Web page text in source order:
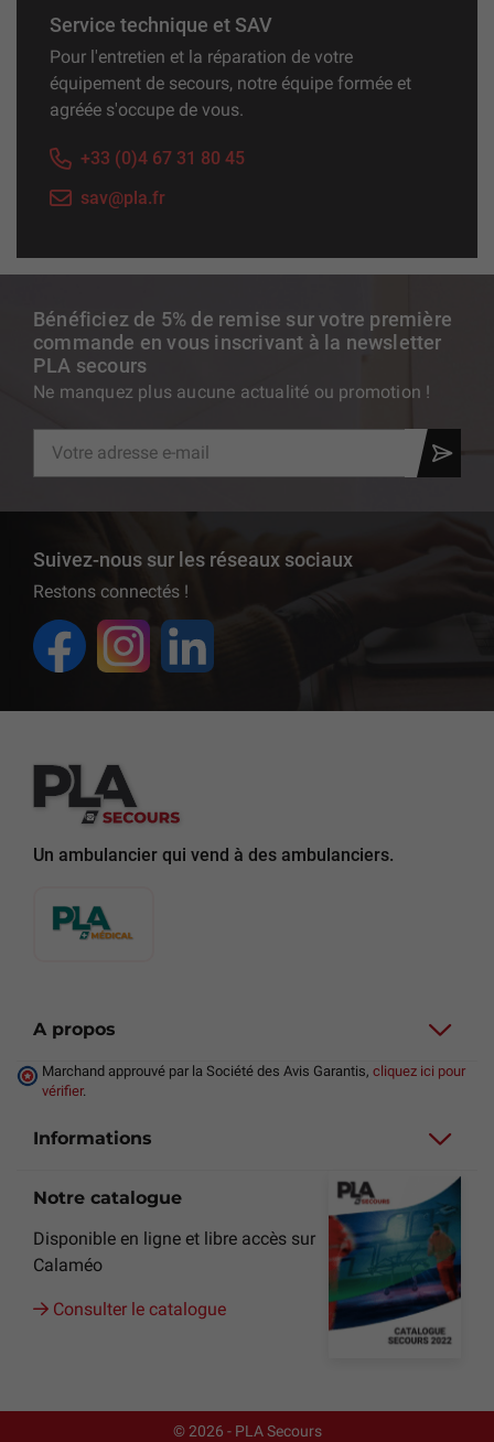
Bénéficiez de 5% de remise sur votre première
commande en vous inscrivant à la newsletter
PLA secours
Ne manquez plus aucune actualité ou promotion !
Suivez-nous sur les réseaux sociaux
Restons connectés !
Service technique et SAV
Pour l'entretien et la réparation de votre
équipement de secours, notre équipe formée et
agréée s'occupe de vous.
+33 (0)4 67 31 80 45
sav@pla.fr
Un ambulancier qui vend à des ambulanciers.
A propos
Marchand approuvé par la Société des Avis Garantis, cliquez ici pour
vérifier.
Informations
Notre catalogue
Disponible en ligne et libre accès sur
Calaméo
Consulter le catalogue
© 2026 - PLA Secours